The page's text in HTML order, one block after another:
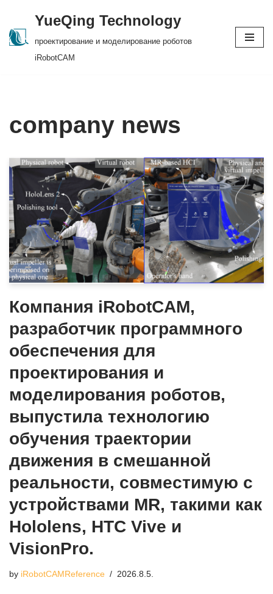
Skip
YueQing Technology
проектирование и моделирование роботов
iRobotCAM
company news
Компания iRobotCAM,
разработчик программного
обеспечения для
проектирования и
моделирования роботов,
выпустила технологию
обучения траектории
движения в смешанной
реальности, совместимую с
устройствами MR, такими как
Hololens, HTC Vive и
VisionPro.
by iRobotCAMReference 2026.8.5.